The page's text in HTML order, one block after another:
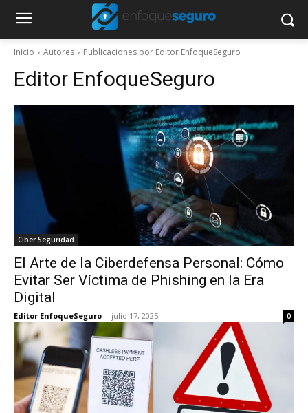
Inicio Autores Publicaciones por Editor EnfoqueSeguro
Editor EnfoqueSeguro
Ciber Seguridad
El Arte de la Ciberdefensa Personal: Cómo
Evitar Ser Víctima de Phishing en la Era
Digital
Editor EnfoqueSeguro - julio 17, 2025 0